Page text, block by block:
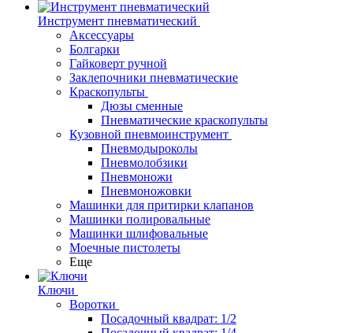
Инструмент пневматический
Аксессуары
Болгарки
Гайковерт ручной
Заклепочники пневматические
Краскопульты
Дюзы сменные
Пневматические краскопульты
Кузовной пневмоинструмент
Пневмодыроколы
Пневмолобзики
Пневмоножи
Пневмоножовки
Машинки для притирки клапанов
Машинки полировальные
Машинки шлифовальные
Моечные пистолеты
Еще
Ключи
Воротки
Посадочный квадрат: 1/2